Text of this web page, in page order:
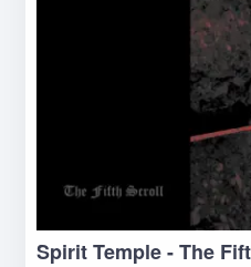
Spirit Temple - The